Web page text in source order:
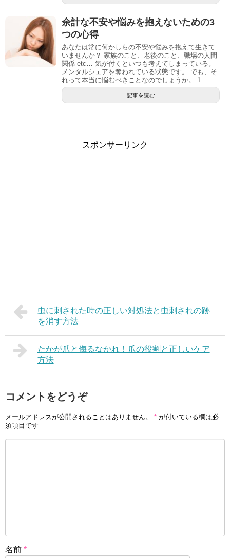
余計な不安や悩みを抱えないための3
つの心得
あなたは常に何かしらの不安や悩みを抱えて生きて
いませんか？ 家族のこと、老後のこと、職場の人間
関係 etc… 気が付くといつも考えてしまっている。
メンタルシェアを奪われている状態です。 でも、そ
れって本当に悩むべきことなのでしょうか。 1....
記事を読む
スポンサーリンク
虫に刺された時の正しい対処法と虫刺されの跡
を消す方法
たかが爪と侮るなかれ！爪の役割と正しいケア
方法
コメントをどうぞ
メールアドレスが公開されることはありません。 * が付いている欄は必
須項目です
名前 *